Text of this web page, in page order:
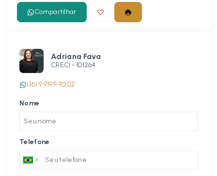
Compartilhar
Adriana Fava
CRECI - 101264
(16) 9 9199-9202
Nome
Telefone